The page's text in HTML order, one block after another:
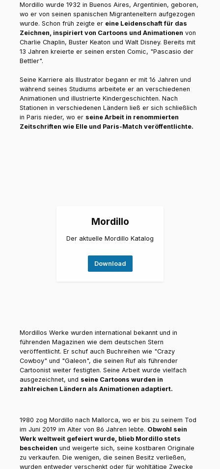
Mordillo wurde 1932 in Buenos Aires, Argentinien, geboren,
wo er von seinen spanischen Migranteneltern aufgezogen
wurde. Schon früh zeigte er eine Leidenschaft für das
Zeichnen, inspiriert von Cartoons und Animationen von
Charlie Chaplin, Buster Keaton und Walt Disney. Bereits mit
13 Jahren kreierte er seinen ersten Comic, "Pascasio der
Bettler".
Seine Karriere als Illustrator begann er mit 16 Jahren und
während seines Studiums arbeitete er an verschiedenen
Animationen und illustrierte Kindergeschichten. Nach
Stationen in verschiedenen Ländern ließ er sich schließlich
in Paris nieder, wo er seine Arbeit in renommierten
Zeitschriften wie Elle und Paris-Match veröffentlichte.
Mordillo
Der aktuelle Mordillo Katalog
Download
Mordillos Werke wurden international bekannt und in
führenden Magazinen wie dem deutschen Stern
veröffentlicht. Er schuf auch Buchreihen wie "Crazy
Cowboy" und "Galeon", die seinen Ruf als führender
Cartoonist weiter festigten. Seine Arbeit wurde vielfach
ausgezeichnet, und seine Cartoons wurden in
zahlreichen Ländern als Animationen adaptiert.
1980 zog Mordillo nach Mallorca, wo er bis zu seinem Tod
im Juni 2019 im Alter von 86 Jahren lebte. Obwohl sein
Werk weltweit gefeiert wurde, blieb Mordillo stets
bescheiden und weigerte sich, seine kostbaren Originale
zu verkaufen. Die wenigen, die seinen Besitz verließen,
wurden entweder verschenkt oder für wohltätige Zwecke